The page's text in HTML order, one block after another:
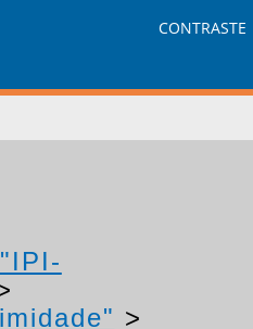
CONTRASTE
>